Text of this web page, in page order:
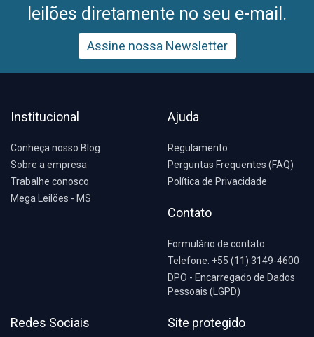
leilões diretamente no seu e-mail.
Assine nossa Newsletter
Institucional
Conheça nosso Blog
Sobre a empresa
Trabalhe conosco
Mega Leilões - MS
Ajuda
Regulamento
Perguntas Frequentes (FAQ)
Política de Privacidade
Contato
Formulário de contato
Telefone: +55 (11) 3149-4600
DPO - Encarregado de Dados
Pessoais (LGPD)
Redes Sociais Site protegido